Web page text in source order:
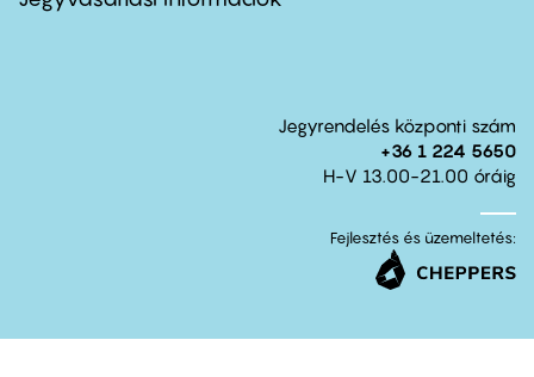
Jegyrendelés központi szám
+36 1 224 5650
H-V 13.00-21.00 óráig
Fejlesztés és üzemeltetés: